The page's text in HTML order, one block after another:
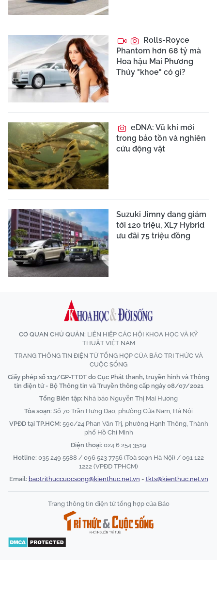
Rolls-Royce
Phantom hơn 68 tỷ mà
Hoa hậu Mai Phương
Thúy "khoe" có gì?
eDNA: Vũ khí mới
trong bảo tồn và nghiên
cứu động vật
Suzuki Jimny đang giảm
tới 120 triệu, XL7 Hybrid
ưu đãi 75 triệu đồng
CƠ QUAN CHỦ QUẢN: LIÊN HIỆP CÁC HỘI KHOA HỌC VÀ KỸ
THUẬT VIỆT NAM
TRANG THÔNG TIN ĐIỆN TỬ TỔNG HỢP CỦA BÁO TRI THỨC VÀ
CUỘC SỐNG
Giấy phép số 113/GP-TTĐT do Cục Phát thanh, truyền hình và Thông
tin điện tử - Bộ Thông tin và Truyền thông cấp ngày 08/07/2021
Tổng Biên tập: Nhà báo Nguyễn Thị Mai Hương
Tòa soạn: Số 70 Trần Hưng Đạo, phường Cửa Nam, Hà Nội
VPĐD tại TP.HCM: 590/24 Phan Văn Trị, phường Hạnh Thông, Thành
phố Hồ Chí Minh
Điện thoại: 024 6 254 3519
Hotline: 035 249 5588 / 096 523 7756 (Toà soạn Hà Nội) / 091 122
1222 (VPĐD TPHCM)
Email: baotrithuccuocsong@kienthuc.net.vn - tkts@kienthuc.net.vn
Trang thông tin điện tử tổng hợp của Báo